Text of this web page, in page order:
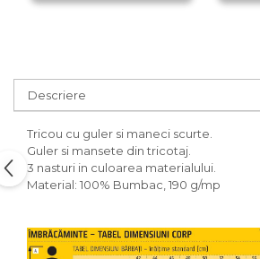
Descriere
Tricou cu guler si maneci scurte.
Guler si mansete din tricotaj.
3 nasturi in culoarea materialului.
Material: 100% Bumbac, 190 g/mp